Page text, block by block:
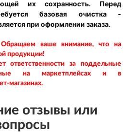
их сохранность. Перед
базовая очистка -
при оформлении заказа.
ваше внимание, что на
продукции!
ответственности за поддельные
на маркетплейсах и в
магазинах.
отзывы или